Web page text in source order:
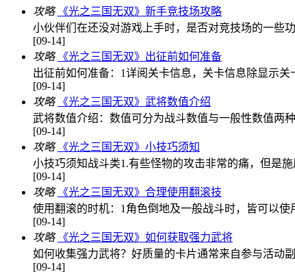
攻略
《光之三国无双》新手竞技场攻略
小伙伴们在还没对游戏上手时，是否对竞技场的一些
[09-14]
攻略
《光之三国无双》出征前如何准备
出征前如何准备：1详阅关卡信息，关卡信息除显示
[09-14]
攻略
《光之三国无双》武将数值介绍
武将数值介绍：数值可分为战斗数值与一般性数值两
[09-14]
攻略
《光之三国无双》小技巧须知
小技巧须知战斗类1.有些怪物的攻击非常的痛，但是
[09-14]
攻略
《光之三国无双》合理使用翻滚技
使用翻滚的时机：1角色倒地及一般战斗时，皆可以
[09-14]
攻略
《光之三国无双》如何获取强力武将
如何收集强力武将？好质量的卡片通常来自参与活动
[09-14]